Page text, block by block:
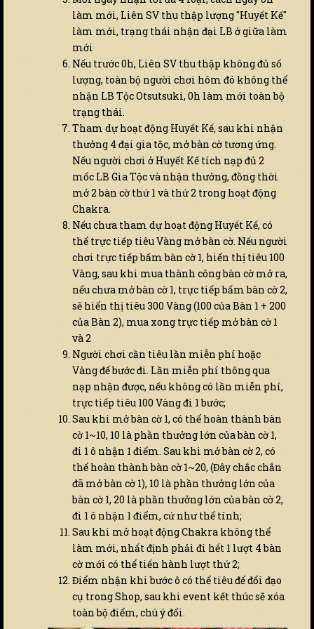
làm mới, Liên SV thu thập lượng "Huyết Kế"
làm mới, trạng thái nhận đại LB ở giữa làm
mới
Nếu trước 0h, Liên SV thu thập không đủ số
lượng, toàn bộ người chơi hôm đó không thể
nhận LB Tộc Otsutsuki, 0h làm mới toàn bộ
trạng thái.
Tham dự hoạt động Huyết Kế, sau khi nhận
thưởng 4 đại gia tộc, mở bàn cờ tương ứng.
Nếu người chơi ở Huyết Kế tích nạp đủ 2
mốc LB Gia Tộc và nhận thưởng, đồng thời
mở 2 bàn cờ thứ 1 và thứ 2 trong hoạt động
Chakra.
Nếu chưa tham dự hoạt động Huyết Kế, có
thể trực tiếp tiêu Vàng mở bàn cờ. Nếu người
chơi trực tiếp bấm bàn cờ 1, hiển thị tiêu 100
Vàng, sau khi mua thành công bàn cờ mở ra,
nếu chưa mở bàn cờ 1, trực tiếp bấm bàn cờ 2,
sẽ hiển thị tiêu 300 Vàng (100 của Bàn 1 + 200
của Bàn 2), mua xong trực tiếp mở bàn cờ 1
và 2
Người chơi cần tiêu lần miễn phí hoặc
Vàng để bước đi. Lần miễn phí thông qua
nạp nhận được, nếu không có lần miễn phí,
trực tiếp tiêu 100 Vàng đi 1 bước;
Sau khi mở bàn cờ 1, có thể hoàn thành bàn
cờ 1~10, 10 là phần thưởng lớn của bàn cờ 1,
đi 1 ô nhận 1 điểm. Sau khi mở bàn cờ 2, có
thể hoàn thành bàn cờ 1~20, (Đây chắc chắn
đã mở bàn cờ 1), 10 là phần thưởng lớn của
bàn cờ 1, 20 là phần thưởng lớn của bàn cờ 2,
đi 1 ô nhận 1 điểm, cứ như thế tính;
Sau khi mở hoạt động Chakra không thể
làm mới, nhất định phải đi hết 1 lượt 4 bàn
cờ mới có thể tiến hành lượt thứ 2;
Điểm nhận khi bước ô có thể tiêu để đổi đạo
cụ trong Shop, sau khi event kết thúc sẽ xóa
toàn bộ điểm, chú ý đổi.